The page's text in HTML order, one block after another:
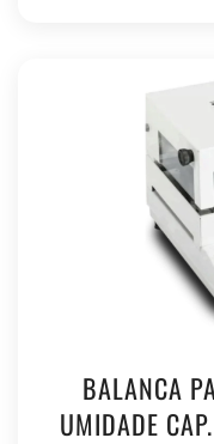
BALANCA
UMIDADE